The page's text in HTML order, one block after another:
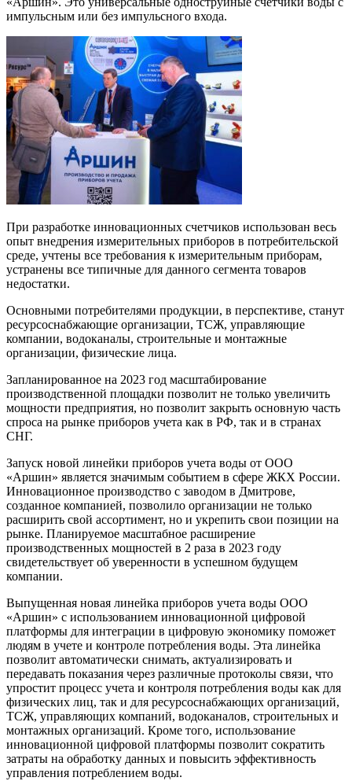
импульсным или без импульсного входа.
При разработке инновационных счетчиков использован весь
опыт внедрения измерительных приборов в потребительской
среде, учтены все требования к измерительным приборам,
устранены все типичные для данного сегмента товаров
недостатки.
Основными потребителями продукции, в перспективе, станут
ресурсоснабжающие организации, ТСЖ, управляющие
компании, водоканалы, строительные и монтажные
организации, физические лица.
Запланированное на 2023 год масштабирование
производственной площадки позволит не только увеличить
мощности предприятия, но позволит закрыть основную часть
спроса на рынке приборов учета как в РФ, так и в странах
СНГ.
Запуск новой линейки приборов учета воды от ООО
«Аршин» является значимым событием в сфере ЖКХ России.
Инновационное производство с заводом в Дмитрове,
созданное компанией, позволило организации не только
расширить свой ассортимент, но и укрепить свои позиции на
рынке. Планируемое масштабное расширение
производственных мощностей в 2 раза в 2023 году
свидетельствует об уверенности в успешном будущем
компании.
Выпущенная новая линейка приборов учета воды ООО
«Аршин» с использованием инновационной цифровой
платформы для интеграции в цифровую экономику поможет
людям в учете и контроле потребления воды. Эта линейка
позволит автоматически снимать, актуализировать и
передавать показания через различные протоколы связи, что
упростит процесс учета и контроля потребления воды как для
физических лиц, так и для ресурсоснабжающих организаций,
ТСЖ, управляющих компаний, водоканалов, строительных и
монтажных организаций. Кроме того, использование
инновационной цифровой платформы позволит сократить
затраты на обработку данных и повысить эффективность
управления потреблением воды.